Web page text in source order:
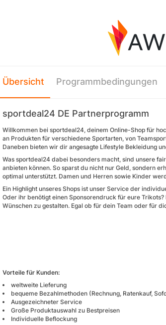
Übersicht Programmbedingungen
sportdeal24 DE Partnerprogramm
Willkommen bei sportdeal24, deinem Online-Shop für
an Produkten für verschiedene Sportarten, von
Daneben bieten wir dir angesagte Lifestyle Bekleidung
Was sportdeal24 dabei besonders macht, sind unsere
anbieten können. So sparst du nicht nur Geld, sondern
optimal unterstützt. Damen und Herren sowie Kinder
Ein Highlight unseres Shops ist unser Service der
Oder ihr benötigt einen Sponsorendruck für eure
Wünschen zu gestalten. Egal ob für dein Team oder für
Vorteile für Kunden:
weltweite Lieferung
bequeme Bezahlmethoden (Rechnung, Ratenkauf,
Ausgezeichneter Service
Große Produktauswahl zu Bestpreisen
Individuelle Beflockung